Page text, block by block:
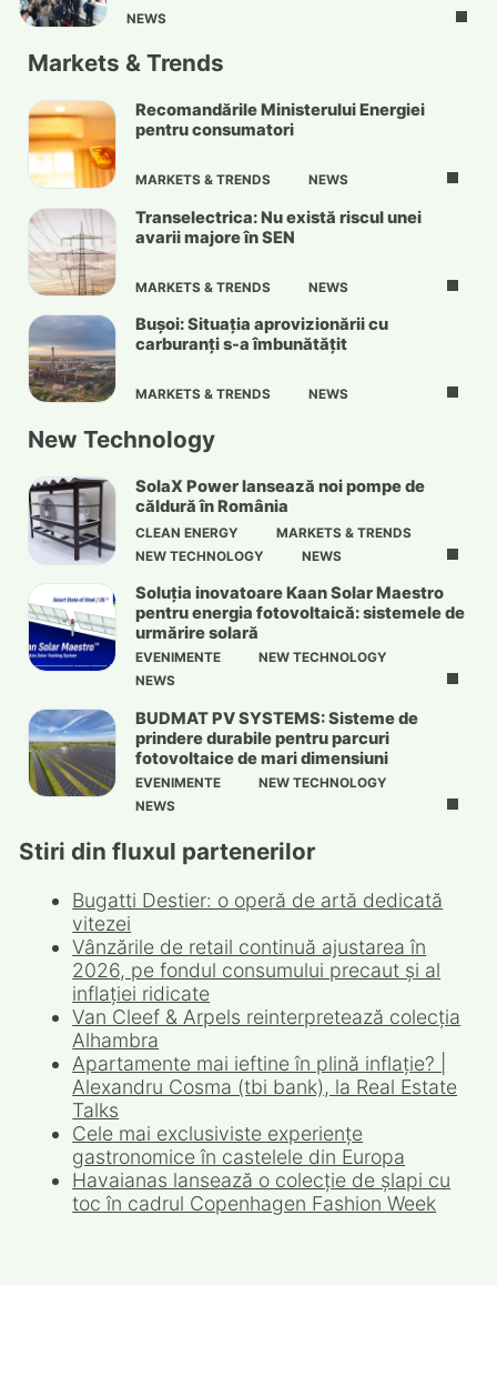
NEWS
Markets & Trends
Recomandările Ministerului Energiei
pentru consumatori
MARKETS & TRENDS NEWS
Transelectrica: Nu există riscul unei
avarii majore în SEN
MARKETS & TRENDS NEWS
Bușoi: Situația aprovizionării cu
carburanți s-a îmbunătățit
MARKETS & TRENDS NEWS
New Technology
SolaX Power lansează noi pompe de
căldură în România
CLEAN ENERGY
MARKETS & TRENDS
NEW TECHNOLOGY
NEWS
Soluția inovatoare Kaan Solar Maestro
pentru energia fotovoltaică: sistemele de
urmărire solară
EVENIMENTE
NEW TECHNOLOGY
NEWS
BUDMAT PV SYSTEMS: Sisteme de
prindere durabile pentru parcuri
fotovoltaice de mari dimensiuni
EVENIMENTE
NEW TECHNOLOGY
NEWS
Stiri din fluxul partenerilor
Bugatti Destier: o operă de artă dedicată
vitezei
Vânzările de retail continuă ajustarea în